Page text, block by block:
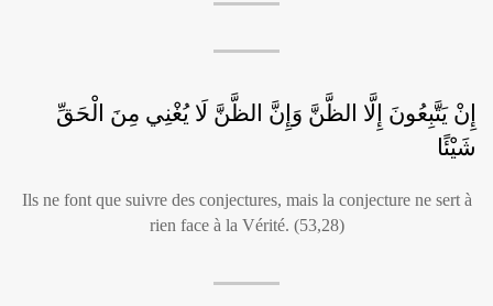
إِنْ يَتَّبِعُونَ إِلَّا الظَّنَّ وَإِنَّ الظَّنَّ لَا يُغْنِي مِنَ الْحَقِّ
شَيْئًا
Ils ne font que suivre des conjectures, mais la conjecture ne sert à
rien face à la Vérité. (53,28)